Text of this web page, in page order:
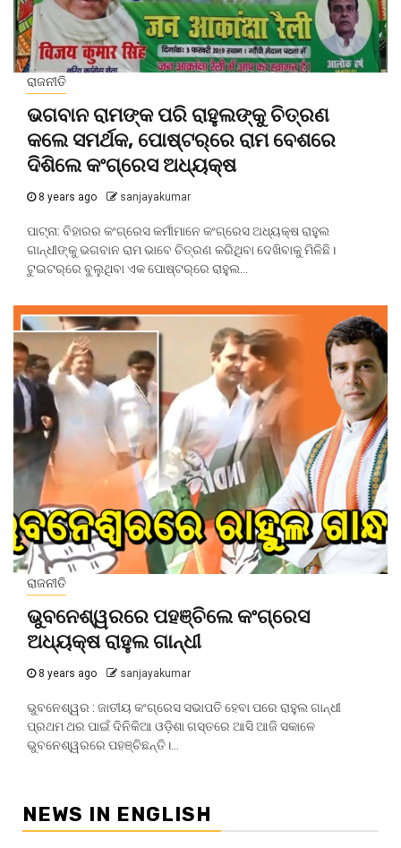
ରାଜନୀତି
ଭଗବାନ ରାମଙ୍କ ପରି ରାହୁଲଙ୍କୁ ଚିତ୍ରଣ
କଲେ ସମର୍ଥକ, ପୋଷ୍ଟର୍‌ରେ ରାମ ବେଶରେ
ଦିଶିଲେ କଂଗ୍ରେସ ଅଧ୍ୟକ୍ଷ
8 years ago sanjayakumar
ପାଟ୍‌ନା: ବିହାରର କଂଗ୍ରେସ କର୍ମୀମାନେ କଂଗ୍ରେସ ଅଧ୍ୟକ୍ଷ ରାହୁଲ
ଗାନ୍ଧୀଙ୍କୁ ଭଗବାନ ରାମ ଭାବେ ଚିତ୍ରଣ କରିଥିବା ଦେଖିବାକୁ ମିଳିଛି।
ଟୁଇଟର୍‌ରେ ବୁଲୁଥିବା ଏକ ପୋଷ୍ଟର୍‌ରେ ରାହୁଲ...
ରାଜନୀତି
ଭୁବନେଶ୍ୱରରେ ପହଞ୍ଚିଲେ କଂଗ୍ରେସ
ଅଧ୍ୟକ୍ଷ ରାହୁଲ ଗାନ୍ଧୀ
8 years ago sanjayakumar
ଭୁବନେଶ୍ୱର : ଜାତୀୟ କଂଗ୍ରେସ ସଭାପତି ହେବା ପରେ ରାହୁଲ ଗାନ୍ଧୀ
ପ୍ରଥମ ଥର ପାଇଁ ଦିନିକିଆ ଓଡ଼ିଶା ଗସ୍ତରେ ଆସି ଆଜି ସକାଳେ
ଭୁବନେଶ୍ୱରରେ ପହଞ୍ଚିଛନ୍ତି।...
NEWS IN ENGLISH